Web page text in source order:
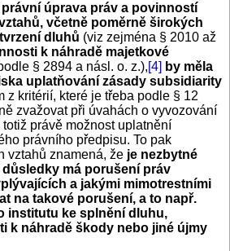
úprava práv a povinností
včetně poměrně širokých
dluhů (viz zejména § 2010 až
k náhradě majetkové
§ 2894 a násl. o. z.),[4] by měla
uplatňování zásady subsidiarity
z kritérií, které je třeba podle § 12
zvažovat při úvahách o vyvozování
právě možnost uplatnění
právního předpisu. To pak
vztahů znamená, že je nezbytné
důsledky má porušení práv
a jakými mimotrestními
na takové porušení, a to např.
institutu ke splnění dluhu,
k náhradě škody nebo jiné újmy